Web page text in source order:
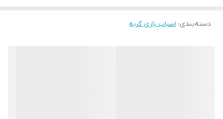
دسته‌بندی: اسباب بازی گربه